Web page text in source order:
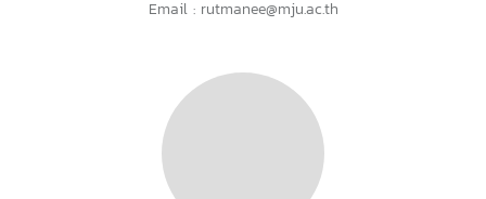
Email : rutmanee@mju.ac.th